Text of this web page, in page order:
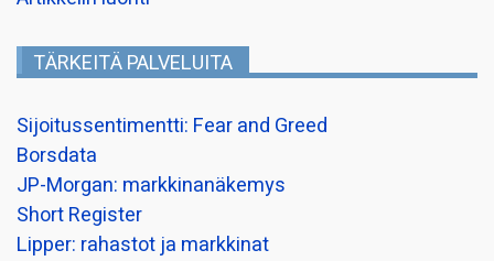
TÄRKEITÄ PALVELUITA
Sijoitussentimentti: Fear and Greed
Borsdata
JP-Morgan: markkinanäkemys
Short Register
Lipper: rahastot ja markkinat